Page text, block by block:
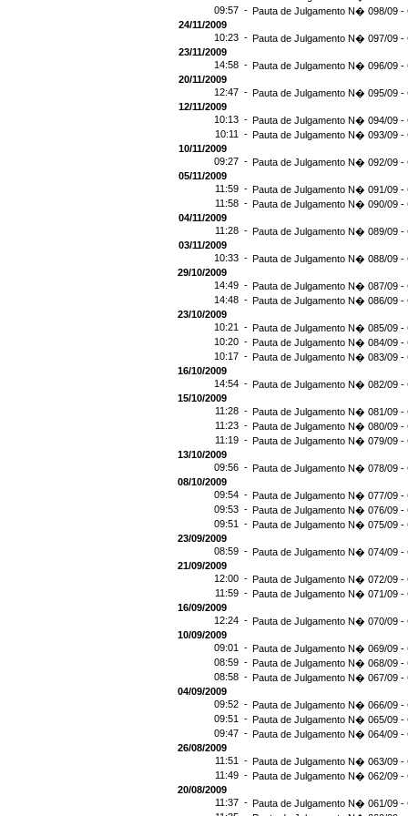
09:57 - Pauta de Julgamento N� 098/09 -
24/11/2009
10:23 - Pauta de Julgamento N� 097/09 -
23/11/2009
14:58 - Pauta de Julgamento N� 096/09 -
20/11/2009
12:47 - Pauta de Julgamento N� 095/09 -
12/11/2009
10:13 - Pauta de Julgamento N� 094/09 -
10:11 - Pauta de Julgamento N� 093/09 -
10/11/2009
09:27 - Pauta de Julgamento N� 092/09 -
05/11/2009
11:59 - Pauta de Julgamento N� 091/09 -
11:58 - Pauta de Julgamento N� 090/09 -
04/11/2009
11:28 - Pauta de Julgamento N� 089/09 -
03/11/2009
10:33 - Pauta de Julgamento N� 088/09 -
29/10/2009
14:49 - Pauta de Julgamento N� 087/09 -
14:48 - Pauta de Julgamento N� 086/09 -
23/10/2009
10:21 - Pauta de Julgamento N� 085/09 -
10:20 - Pauta de Julgamento N� 084/09 -
10:17 - Pauta de Julgamento N� 083/09 -
16/10/2009
14:54 - Pauta de Julgamento N� 082/09 -
15/10/2009
11:28 - Pauta de Julgamento N� 081/09 -
11:23 - Pauta de Julgamento N� 080/09 -
11:19 - Pauta de Julgamento N� 079/09 -
13/10/2009
09:56 - Pauta de Julgamento N� 078/09 -
08/10/2009
09:54 - Pauta de Julgamento N� 077/09 -
09:53 - Pauta de Julgamento N� 076/09 -
09:51 - Pauta de Julgamento N� 075/09 -
23/09/2009
08:59 - Pauta de Julgamento N� 074/09 -
21/09/2009
12:00 - Pauta de Julgamento N� 072/09 -
11:59 - Pauta de Julgamento N� 071/09 -
16/09/2009
12:24 - Pauta de Julgamento N� 070/09 -
10/09/2009
09:01 - Pauta de Julgamento N� 069/09 -
08:59 - Pauta de Julgamento N� 068/09 -
08:58 - Pauta de Julgamento N� 067/09 -
04/09/2009
09:52 - Pauta de Julgamento N� 066/09 -
09:51 - Pauta de Julgamento N� 065/09 -
09:47 - Pauta de Julgamento N� 064/09 -
26/08/2009
11:51 - Pauta de Julgamento N� 063/09 -
11:49 - Pauta de Julgamento N� 062/09 -
20/08/2009
11:37 - Pauta de Julgamento N� 061/09 -